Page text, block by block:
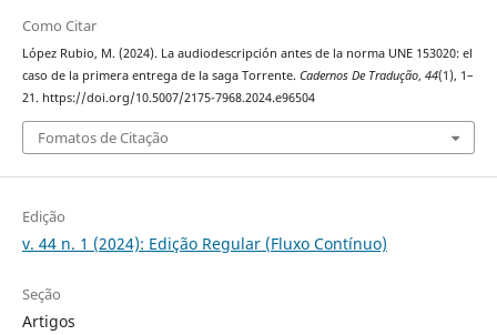
Como Citar
López Rubio, M. (2024). La audiodescripción antes de la norma UNE 153020: el
caso de la primera entrega de la saga Torrente. Cadernos De Tradução, 44(1), 1–
21. https://doi.org/10.5007/2175-7968.2024.e96504
Fomatos de Citação
Edição
v. 44 n. 1 (2024): Edição Regular (Fluxo Contínuo)
Seção
Artigos